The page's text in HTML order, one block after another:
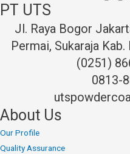
Outdoor
Furniture
PT UTS
Jl. Raya Bogor
Permai, Sukaraja
(0251)
0813-
About Us
Our Profile
Quality Assurance